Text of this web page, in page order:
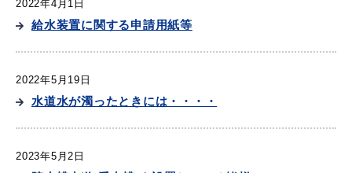
産業・ビジネス
教育・文化・
2022年4月1日
給水装置に関する申請用紙等
2022年5月19日
水道水が濁ったときには・・・・
2023年5月2日